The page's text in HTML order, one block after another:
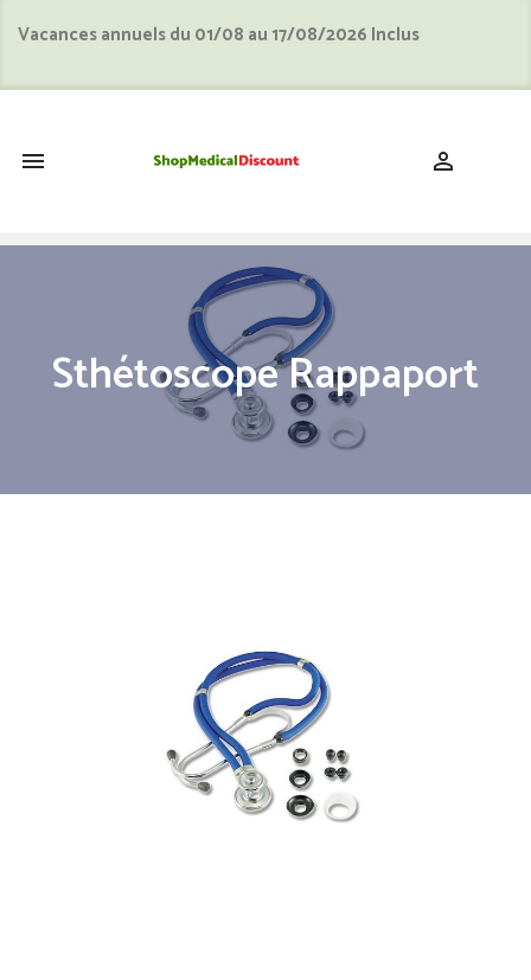
Vacances annuels du 01/08 au 17/08/2026 Inclus
 
Sthétoscope Rappaport